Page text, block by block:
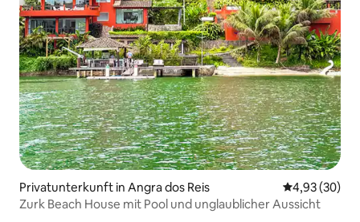
Privatunterkunft in Angra dos Reis
4,93 (30)
Zurk Beach House mit Pool und unglaublicher Aussicht